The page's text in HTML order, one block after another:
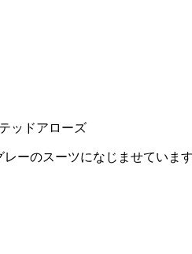
ーのスーツになじませてい